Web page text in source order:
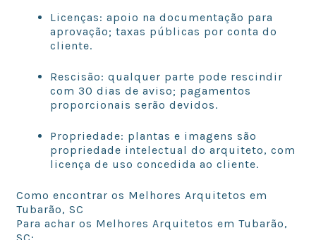
Licenças: apoio na documentação para
aprovação; taxas públicas por conta do
cliente.
Rescisão: qualquer parte pode rescindir
com 30 dias de aviso; pagamentos
proporcionais serão devidos.
Propriedade: plantas e imagens são
propriedade intelectual do arquiteto, com
licença de uso concedida ao cliente.
Como encontrar os Melhores Arquitetos em
Tubarão, SC
Para achar os Melhores Arquitetos em Tubarão,
SC: